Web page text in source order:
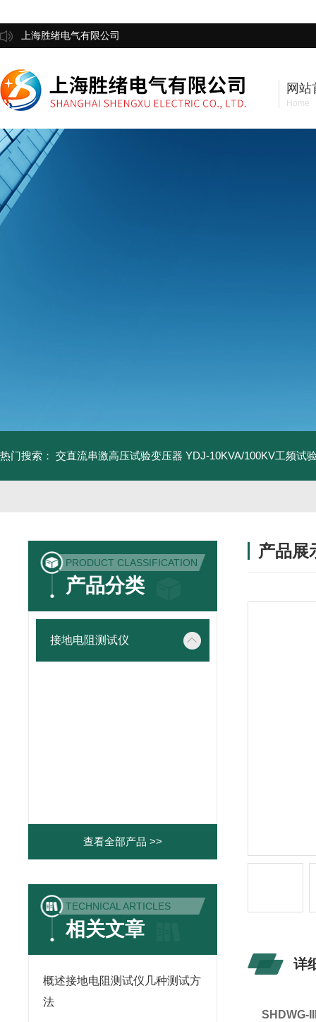
上海胜绪电气有限公司
网站
Home
热门搜索： 交直流串激高压试验变压器 YDJ-10KVA/100KV工频试
PRODUCT CLASSIFICATION
产品分类
接地电阻测试仪
查看全部产品 >>
TECHNICAL ARTICLES
相关文章
概述接地电阻测试仪几种测试方
法
产品展
详
SHDWG-